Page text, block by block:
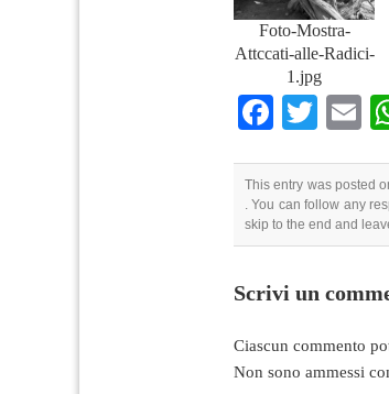
Foto-Mostra-
Attccati-alle-Radici-
1.jpg
This entry was posted
. You can follow any
skip to the end and
Scrivi un
Ciascun commento
Non sono ammessi